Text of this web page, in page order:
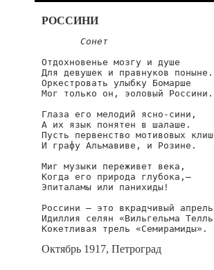
РОССИНИ
Сонет
Отдохновенье мозгу и душе
Для девушек и правнуков
Оркестровать улыбку Бомарше
Мог только он, эоловый Россини.
Глаза его мелодий ясно-сини,
А их язык понятен в шалаше.
Пусть первенство мотивовых
И графу Альмавиве, и Розине.
Миг музыки переживет века,
Когда его природа глубока,—
Эпиталамы или панихиды!
Россини — это вкрадчивый
Идиллия селян «Вильгельма
Кокетливая трель «Семирамиды».
Октябрь 1917, Петроград